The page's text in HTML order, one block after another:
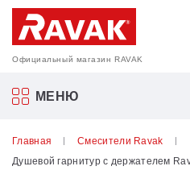
Официальный магазин RAVAK
МЕНЮ
Акриловые ванны
Главная
Смесители Ravak
Душевой гарнитур с держателем